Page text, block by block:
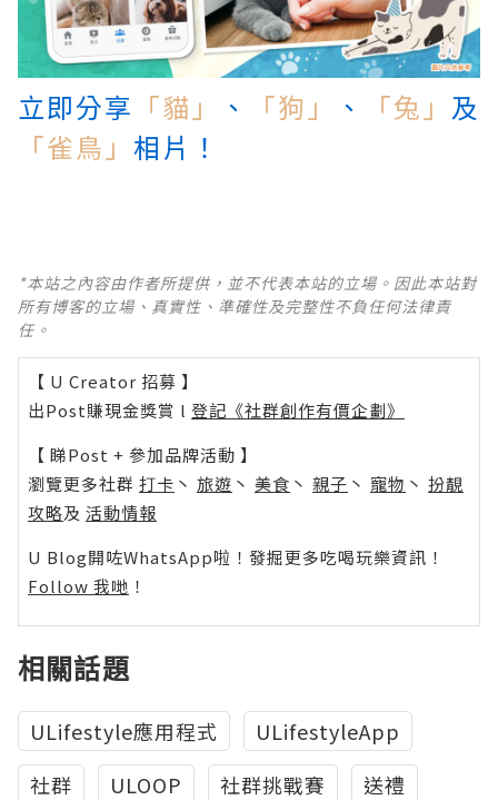
立即分享 「貓」 、 「狗」 、 「兔」 及
「雀鳥」 相片！
*本站之內容由作者所提供，並不代表本站的立場。因此本站對
所有博客的立場、真實性、準確性及完整性不負任何法律責
任。
【 U Creator 招募 】
出Post賺現金獎賞 l 登記《社群創作有價企劃》
【 睇Post + 參加品牌活動 】
瀏覽更多社群 打卡 丶 旅遊 丶 美食 丶 親子 丶 寵物 丶 扮靚
攻略及 活動情報
U Blog開咗WhatsApp啦！發掘更多吃喝玩樂資訊！
Follow 我哋 ！
相關話題
ULifestyle應用程式
ULifestyleApp
社群
ULOOP 社群挑戰賽
送禮